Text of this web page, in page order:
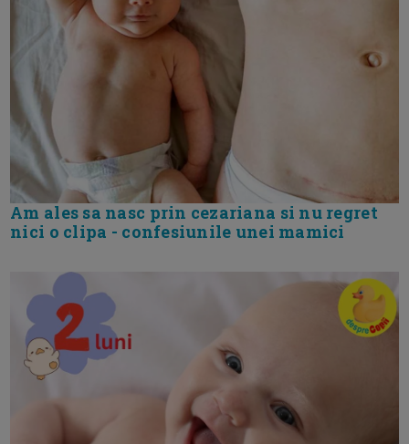
Am ales sa nasc prin cezariana si nu regret
nici o clipa - confesiunile unei mamici